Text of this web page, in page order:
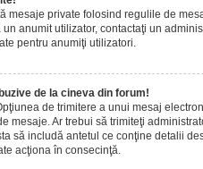
mesaje private folosind regulile de
anumit utilizator, contactaţi un
pentru anumiţi utilizatori.
de la cineva din forum!
de trimitere a unui mesaj
mesaje. Ar trebui să trimiteţi
să includă antetul ce conţine detalii
acţiona în consecinţă.